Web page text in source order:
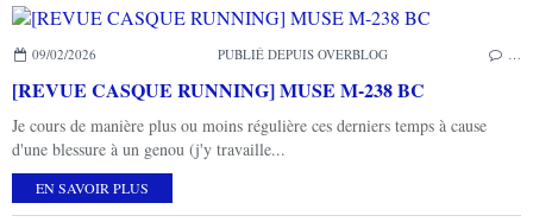
09/02/2026 PUBLIÉ DEPUIS OVERBLOG
[REVUE CASQUE RUNNING] MUSE M-238 BC
Je cours de manière plus ou moins régulière ces derniers temps à cause
d'une blessure à un genou (j'y travaille...
EN SAVOIR PLUS